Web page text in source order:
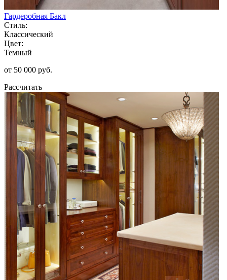
Гардеробная Бакл
Стиль:
Классический
Цвет:
Темный
от 50 000 руб.
Рассчитать